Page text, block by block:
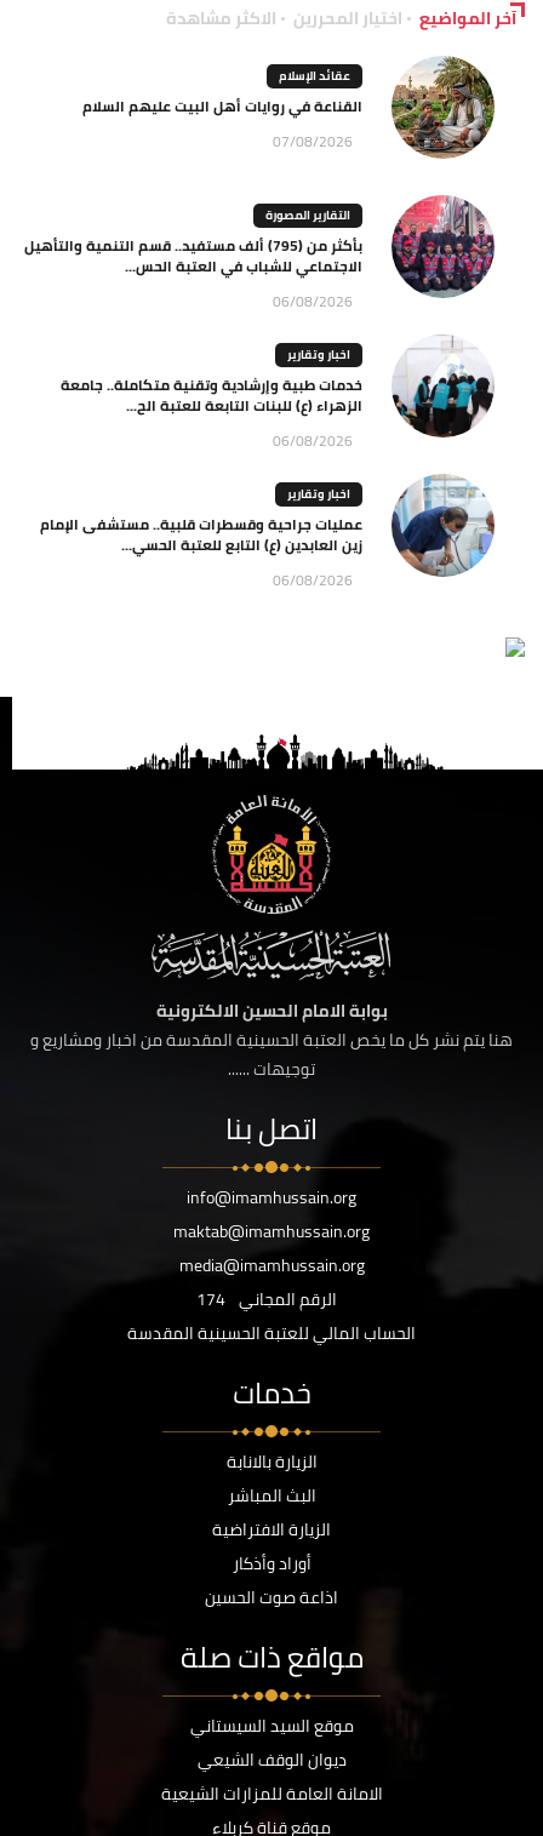
آخر المواضيع اختيار المحررين الاكثر مشاهدة
عقائد الإسلام
القناعة في روايات أهل البيت عليهم السلام
07/08/2026
التقارير المصورة
بأكثر من (795) ألف مستفيد.. قسم التنمية والتأهيل
الاجتماعي للشباب في العتبة الحس...
06/08/2026
اخبار وتقارير
خدمات طبية وإرشادية وتقنية متكاملة.. جامعة
الزهراء (ع) للبنات التابعة للعتبة الح...
06/08/2026
اخبار وتقارير
عمليات جراحية وقسطرات قلبية.. مستشفى الإمام
زين العابدين (ع) التابع للعتبة الحسي...
06/08/2026
بوابة الامام الحسين الالكترونية
هنا يتم نشر كل ما يخص العتبة الحسينية المقدسة من اخبار ومشاريع و
توجيهات ......
اتصل بنا
info@imamhussain.org
maktab@imamhussain.org
media@imamhussain.org
الرقم المجاني 174
الحساب المالي للعتبة الحسينية المقدسة
خدمات
الزيارة بالانابة
البث المباشر
الزيارة الافتراضية
أوراد وأذكار
اذاعة صوت الحسين
مواقع ذات صلة
موقع السيد السيستاني
ديوان الوقف الشيعي
الامانة العامة للمزارات الشيعية
موقع قناة كربلاء